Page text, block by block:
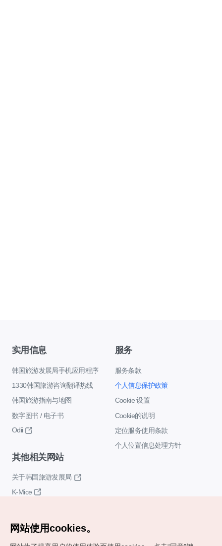
实用信息
韩国旅游发展局手机应用程序
1330韩国旅游咨询翻译热线
韩国旅游指南与地图
数字图书 / 电子书
Odii
服务
服务条款
个人信息保护政策
Cookie 设置
Cookie的说明
定位服务使用条款
个人位置信息处理方针
其他相关网站
关于韩国旅游发展局
K-Mice
网站使用cookies。